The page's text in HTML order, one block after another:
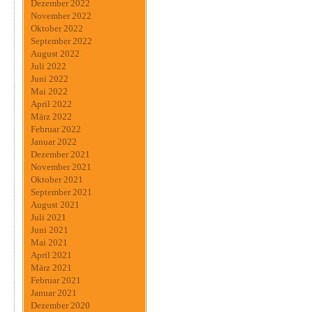
Dezember 2022
November 2022
Oktober 2022
September 2022
August 2022
Juli 2022
Juni 2022
Mai 2022
April 2022
März 2022
Februar 2022
Januar 2022
Dezember 2021
November 2021
Oktober 2021
September 2021
August 2021
Juli 2021
Juni 2021
Mai 2021
April 2021
März 2021
Februar 2021
Januar 2021
Dezember 2020